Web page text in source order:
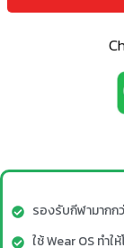
รองรับกีฬามากก
ใช้ Wear OS ทำ